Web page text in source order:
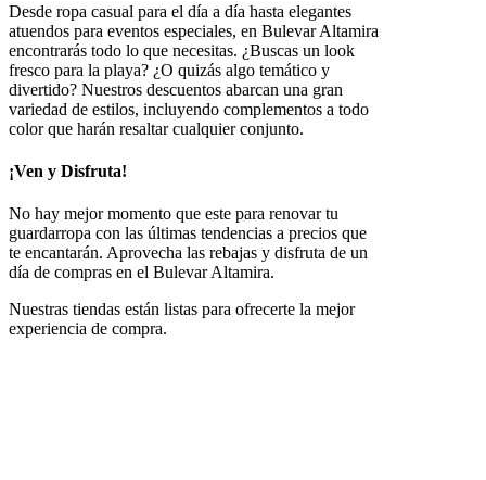
Desde ropa casual para el día a día hasta elegantes
atuendos para eventos especiales, en Bulevar Altamira
encontrarás todo lo que necesitas. ¿Buscas un look
fresco para la playa? ¿O quizás algo temático y
divertido? Nuestros descuentos abarcan una gran
variedad de estilos, incluyendo complementos a todo
color que harán resaltar cualquier conjunto.
¡Ven y Disfruta!
No hay mejor momento que este para renovar tu
guardarropa con las últimas tendencias a precios que
te encantarán. Aprovecha las rebajas y disfruta de un
día de compras en el Bulevar Altamira.
Nuestras tiendas están listas para ofrecerte la mejor
experiencia de compra.